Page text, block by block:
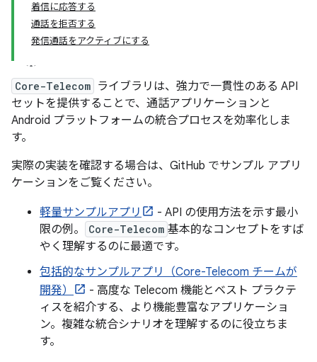
着信に応答する
通話を拒否する
発信通話をアクティブにする
Core-Telecom ライブラリは、強力で一貫性のある API
セットを提供することで、通話アプリケーションと
Android プラットフォームの統合プロセスを効率化しま
す。
実際の実装を確認する場合は、GitHub でサンプル アプリ
ケーションをご覧ください。
軽量サンプルアプリ
- API の使用方法を示す最小
限の例。
Core-Telecom 基本的なコンセプトをすば
やく理解するのに最適です。
包括的なサンプルアプリ（Core-Telecom チームが
開発）
- 高度な Telecom 機能とベスト プラクテ
ィスを紹介する、より機能豊富なアプリケーショ
ン。複雑な統合シナリオを理解するのに役立ちま
す。